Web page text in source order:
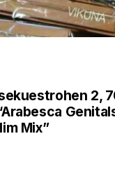
2,
Mix”